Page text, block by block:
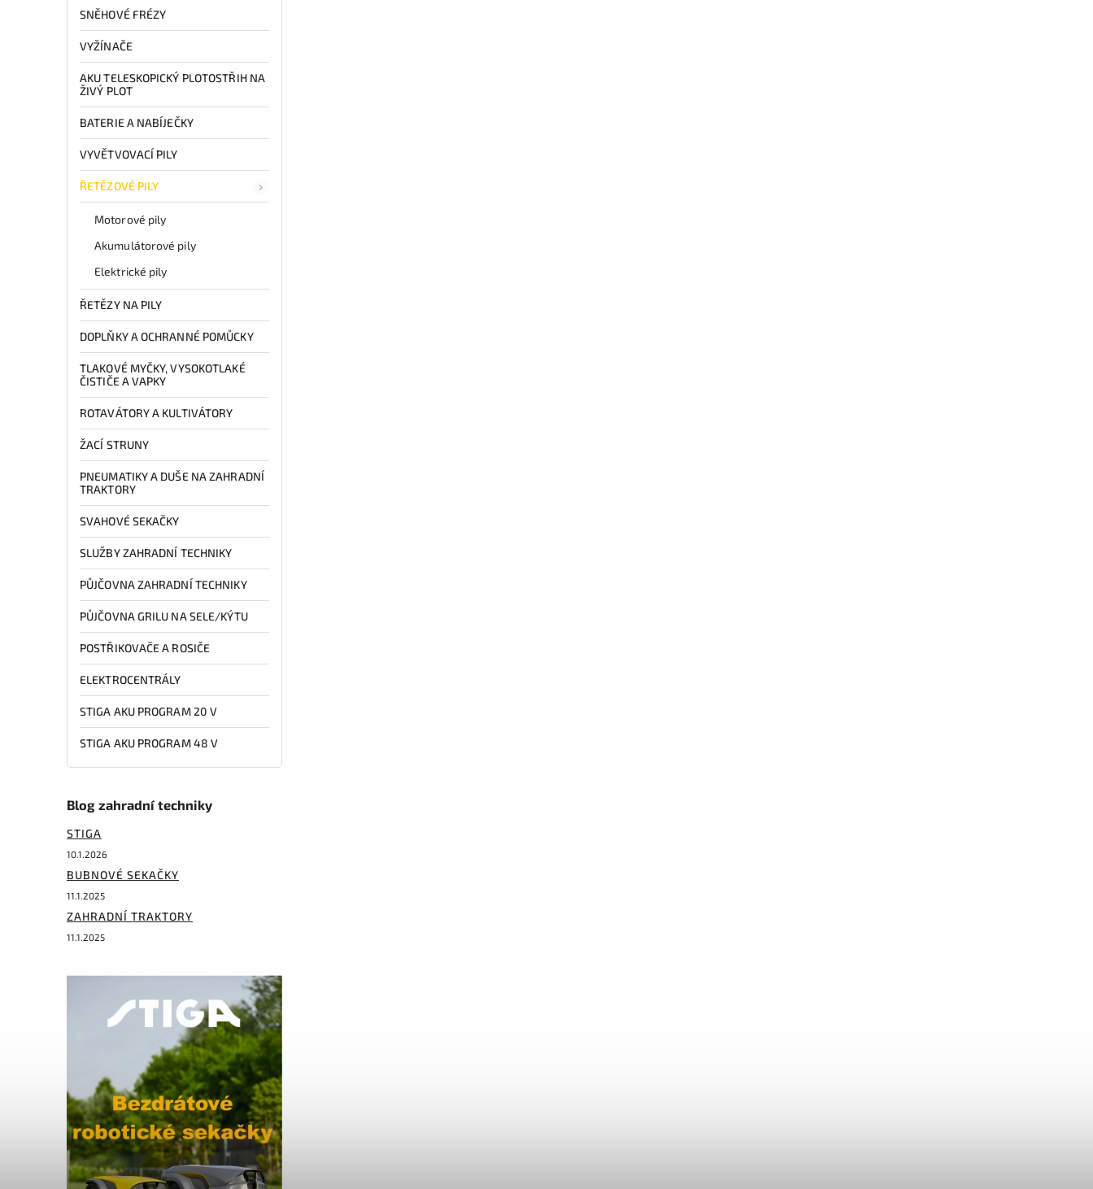
SNĚHOVÉ FRÉZY
VYŽÍNAČE
AKU TELESKOPICKÝ PLOTOSTŘIH NA
ŽIVÝ PLOT
BATERIE A NABÍJEČKY
VYVĚTVOVACÍ PILY
ŘETĚZOVÉ PILY
Motorové pily
Akumulátorové pily
Elektrické pily
ŘETĚZY NA PILY
DOPLŇKY A OCHRANNÉ POMŮCKY
TLAKOVÉ MYČKY, VYSOKOTLAKÉ
ČISTIČE A VAPKY
ROTAVÁTORY A KULTIVÁTORY
ŽACÍ STRUNY
PNEUMATIKY A DUŠE NA ZAHRADNÍ
TRAKTORY
SVAHOVÉ SEKAČKY
SLUŽBY ZAHRADNÍ TECHNIKY
PŮJČOVNA ZAHRADNÍ TECHNIKY
PŮJČOVNA GRILU NA SELE/KÝTU
POSTŘIKOVAČE A ROSIČE
ELEKTROCENTRÁLY
STIGA AKU PROGRAM 20 V
STIGA AKU PROGRAM 48 V
Blog zahradní techniky
STIGA
10.1.2026
BUBNOVÉ SEKAČKY
11.1.2025
ZAHRADNÍ TRAKTORY
11.1.2025